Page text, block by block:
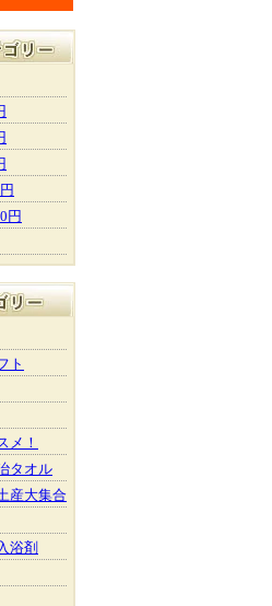
円
ト
メ！
タオル
産大集合
浴剤